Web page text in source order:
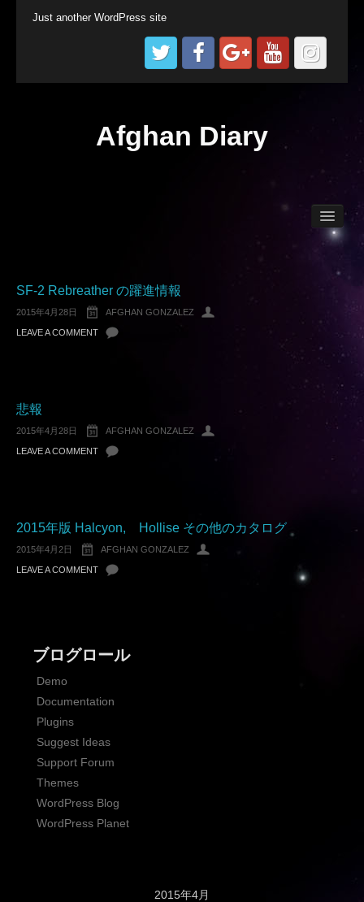
Just another WordPress site
Afghan Diary
SF-2 Rebreather の躍進情報
2015年4月28日 AFGHAN GONZALEZ
LEAVE A COMMENT
悲報
2015年4月28日 AFGHAN GONZALEZ
LEAVE A COMMENT
2015年版 Halcyon, Hollise その他のカタログ
2015年4月2日 AFGHAN GONZALEZ
LEAVE A COMMENT
ブログロール
Demo
Documentation
Plugins
Suggest Ideas
Support Forum
Themes
WordPress Blog
WordPress Planet
2015年4月